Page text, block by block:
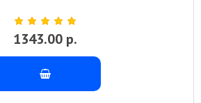
1343.00 р.